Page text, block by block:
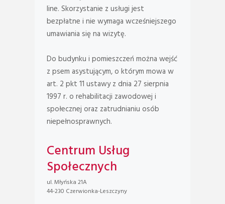
line. Skorzystanie z usługi jest
bezpłatne i nie wymaga wcześniejszego
umawiania się na wizytę.
Do budynku i pomieszczeń można wejść
z psem asystującym, o którym mowa w
art. 2 pkt 11 ustawy z dnia 27 sierpnia
1997 r. o rehabilitacji zawodowej i
społecznej oraz zatrudnianiu osób
niepełnosprawnych.
Centrum Usług
Społecznych
ul. Młyńska 21A
44-230 Czerwionka-Leszczyny